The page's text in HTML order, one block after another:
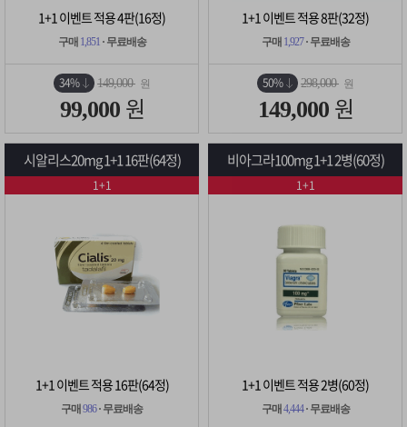
1+1 이벤트 적용 4판(16정)
구매 1,851· 무료배송
34% 149,000 원
99,000 원
1+1 이벤트 적용 8판(32정)
구매 1,927· 무료배송
50% 298,000 원
149,000 원
시알리스20mg 1+1 16판(64정)
1+1 이벤트 적용 16판(64정)
구매 986· 무료배송
1+1
비아그라100mg 1+1 2병(60정)
1+1 이벤트 적용 2병(60정)
구매 4,444· 무료배송
1+1